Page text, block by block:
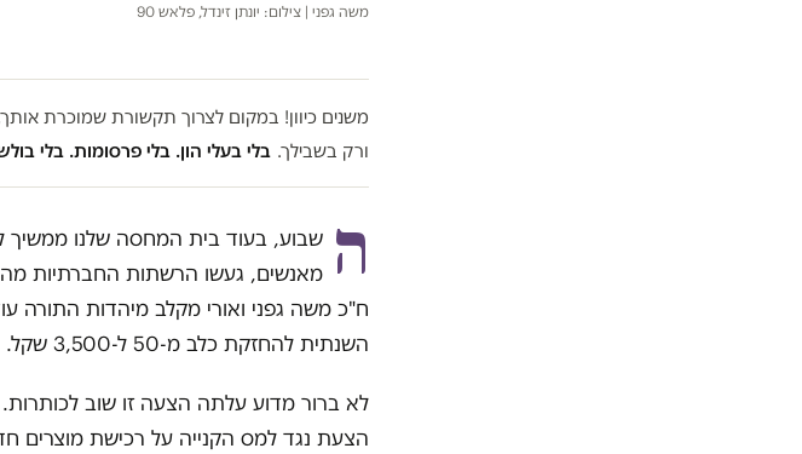
משה גפני | צילום: יונתן זינדל, פלאש 90
משנים כיוון! במקום לצרוך תקשורת שמוכרת
ורק בשבילך. בלי בעלי הון. בלי פרסומות. בלי
ה שבוע, בעוד בית המחסה שלנו ממשיך
מאנשים, געשו הרשתות החברתיות
ח"כ משה גפני ואורי מקלב מיהדות התורה
השנתית להחזקת כלב מ-50 ל-3,500 שקל.
לא ברור מדוע עלתה הצעה זו שוב
הצעת נגד למס הקנייה על רכישת מוצרים